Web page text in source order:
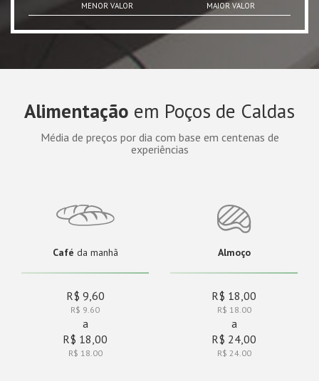
MENOR VALOR MAIOR VALOR
Alimentação em Poços de Caldas
Média de preços por dia com base em centenas de
experiências
Café da manhã
R$ 9,60
R$ 9.60
a
R$ 18,00
R$ 18.00
Almoço
R$ 18,00
R$ 18.00
a
R$ 24,00
R$ 24.00